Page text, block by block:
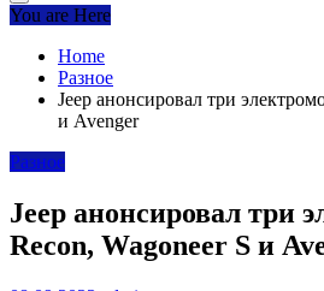
You are Here
Home
Разное
Jeep анонсировал три
и Avenger
Разное
Jeep анонсировал три
Recon, Wagoneer S и